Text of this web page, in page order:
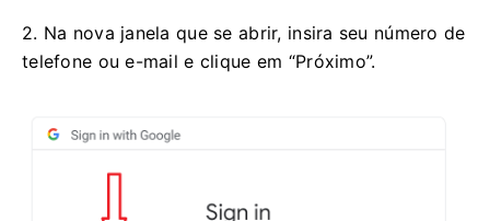
2. Na nova janela que se abrir, insira seu número de
telefone ou e-mail e clique em “Próximo”.